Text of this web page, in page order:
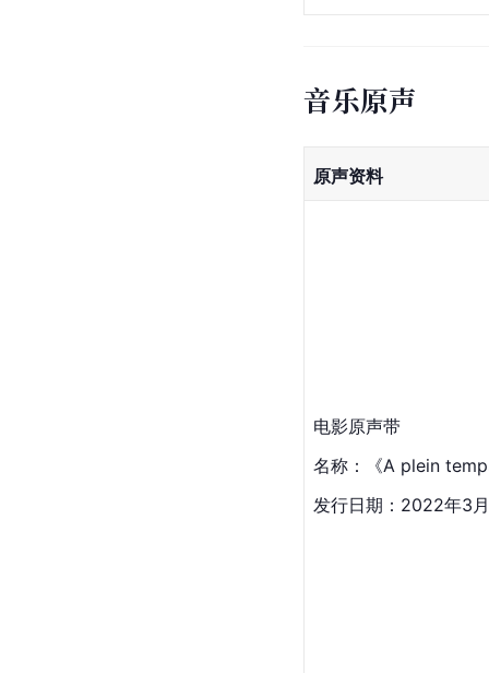
音乐原声
原声资料
电影原声带
名称：《A plein
发行日期：2022年3